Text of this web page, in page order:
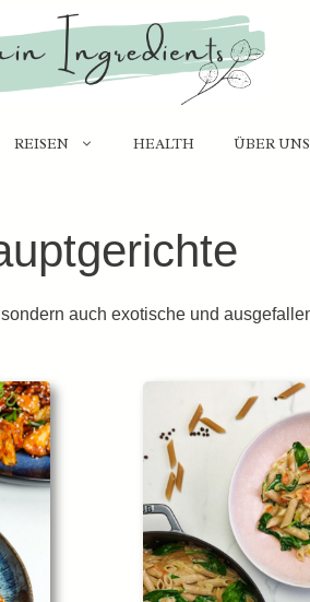
REISEN HEALTH ÜBER UNS
auch exotische und